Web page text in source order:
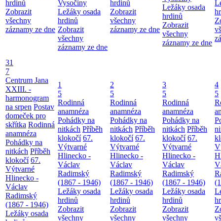
hrdinů
Zobrazit
všechny
záznamy ze dne
Vysočiny
Ležáky osada
hrdinů
Zobrazit
všechny
záznamy ze dne
hrdinů
Zobrazit
všechny
záznamy ze dne
Ležáky osada
hrdinů
Zobrazit
všechny
záznamy ze dne
31
7
Centrum Jana
XXIII. -
harmonogram
na srpen Postav
domeček pro
skřítka Rodinná
anamnéza
Pohádky na
nitkách Příběh
klokočí 67.
Výtvarné
Hlinecko -
Václav
Radimský
(1867 - 1946)
Ležáky osada
1
5
Rodinná
anamnéza
Pohádky na
nitkách Příběh
klokočí 67.
Výtvarné
Hlinecko -
Václav
Radimský
(1867 - 1946)
Ležáky osada
hrdinů
Zobrazit
všechny
2
5
Rodinná
anamnéza
Pohádky na
nitkách Příběh
klokočí 67.
Výtvarné
Hlinecko -
Václav
Radimský
(1867 - 1946)
Ležáky osada
hrdinů
Zobrazit
všechny
3
5
Rodinná
anamnéza
Pohádky na
nitkách Příběh
klokočí 67.
Výtvarné
Hlinecko -
Václav
Radimský
(1867 - 1946)
Ležáky osada
hrdinů
Zobrazit
všechny
4
5